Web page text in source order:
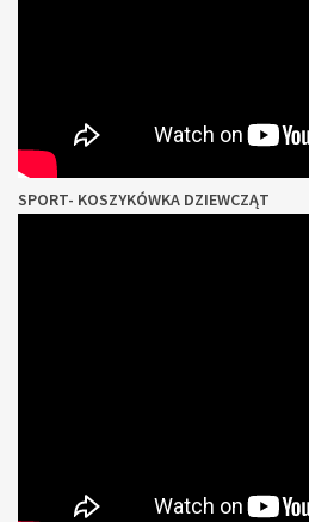
SPORT- KOSZYKÓWKA DZIEWCZĄT